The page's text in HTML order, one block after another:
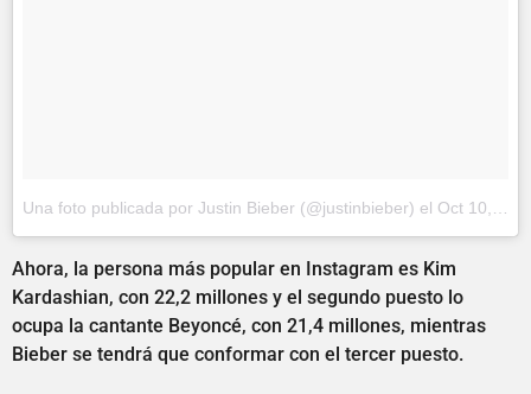
Una foto publicada por Justin Bieber (@justinbieber) el Oct 10, 2014 at 9:01 PDT
Ahora, la persona más popular en Instagram es Kim
Kardashian, con 22,2 millones y el segundo puesto lo
ocupa la cantante Beyoncé, con 21,4 millones, mientras
Bieber se tendrá que conformar con el tercer puesto.